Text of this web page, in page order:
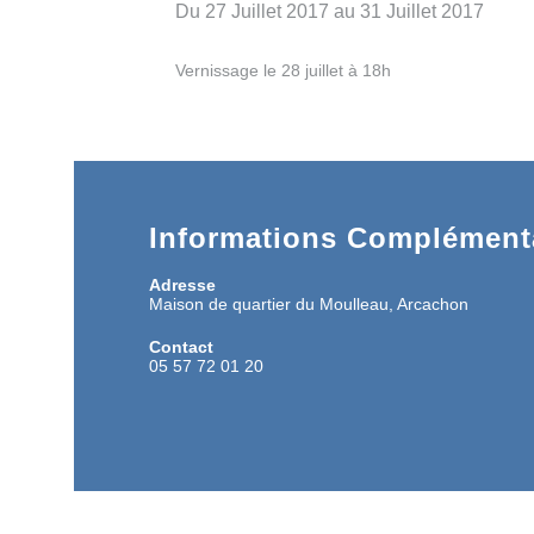
Du 27 Juillet 2017 au 31 Juillet 2017
Vernissage le 28 juillet à 18h
Informations
Adresse
Maison de quartier du Moulleau, Arcachon
Contact
05 57 72 01 20